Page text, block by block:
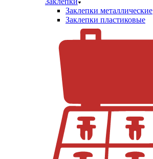
Заклепки металлические
Заклепки пластиковые